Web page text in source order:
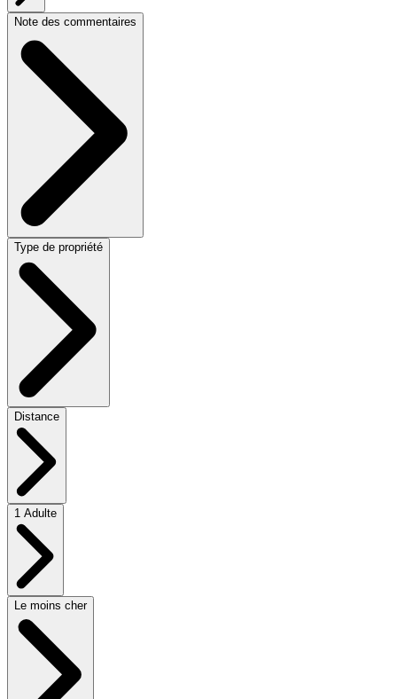
Note des commentaires
Type de propriété
Distance
1 Adulte
Le moins cher